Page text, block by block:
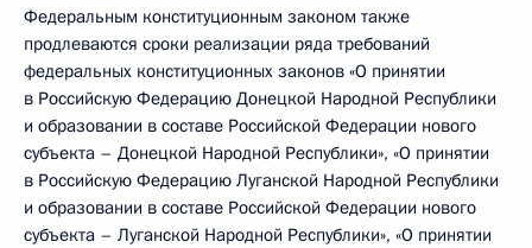
Федеральным конституционным законом также
продлеваются сроки реализации ряда требований
федеральных конституционных законов «О принятии
в Российскую Федерацию Донецкой Народной Республики
и образовании в составе Российской Федерации нового
субъекта – Донецкой Народной Республики», «О принятии
в Российскую Федерацию Луганской Народной Республики
и образовании в составе Российской Федерации нового
субъекта – Луганской Народной Республики», «О принятии